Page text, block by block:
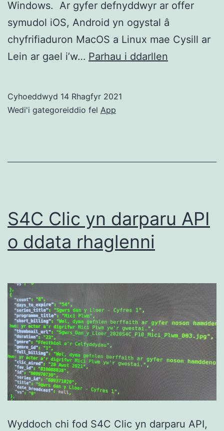
Windows. Ar gyfer defnyddwyr ar offer
symudol iOS, Android yn ogystal â
chyfrifiaduron MacOS a Linux mae Cysill ar
Lein ar gael i’w… Parhau i ddarllen
Cyhoeddwyd 14 Rhagfyr 2021
Wedi'i gategoreiddio fel App
S4C Clic yn darparu API
o ddata rhaglenni
Wyddoch chi fod S4C Clic yn darparu API,